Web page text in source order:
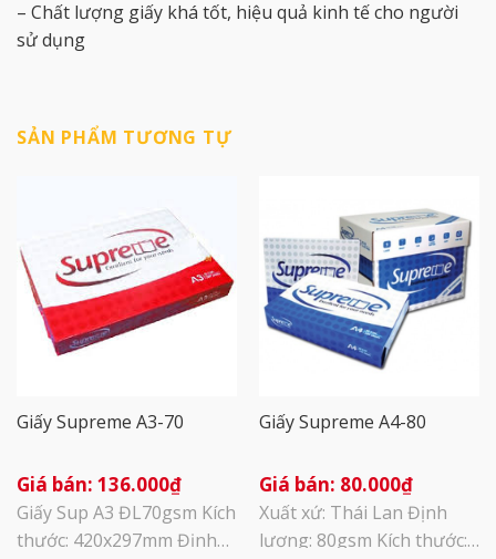
– Chất lượng giấy khá tốt, hiệu quả kinh tế cho người
sử dụng
SẢN PHẨM TƯƠNG TỰ
Giấy Supreme A3-70
136.000₫
Giấy Sup A3 ĐL70gsm Kích
thước: 420x297mm Định
Giấy Supreme A4-80
80.000₫
Xuất xứ: Thái Lan Định
lượng: 80gsm Kích thước: